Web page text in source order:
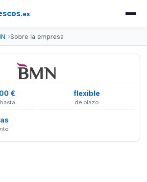
.es
Sobre la empresa
€ flexible
de plazo